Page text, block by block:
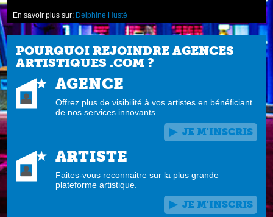
En savoir plus sur: Delphine Husté
POURQUOI REJOINDRE AGENCES
ARTISTIQUES .COM ?
AGENCE
Offrez plus de visibilité à vos artistes en bénéficiant
de nos services innovants.
JE M'INSCRIS
ARTISTE
Faites-vous reconnaitre sur la plus grande
plateforme artistique.
JE M'INSCRIS